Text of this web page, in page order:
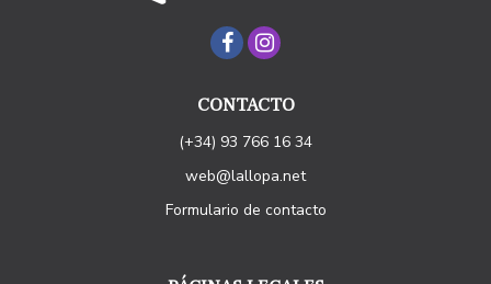
CONTACTO
(+34) 93 766 16 34
web@lallopa.net
Formulario de contacto